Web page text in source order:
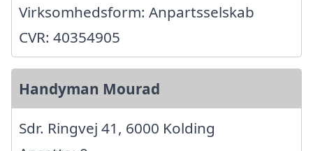
Virksomhedsform: Anpartsselskab
CVR: 40354905
Handyman Mourad
Sdr. Ringvej 41, 6000 Kolding